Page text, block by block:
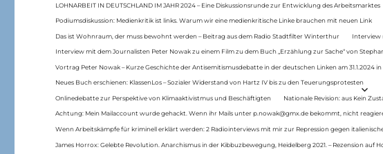
LOHNARBEIT IN DEUTSCHLAND IM JAHR 2024 – Eine Diskussionsrunde zur Entwicklung des Arbeitsmarktes
Podiumsdiskussion: Medienkritik ist links. Warum wir eine medienkritische Linke brauchen mit neuen Link
Das ist Wohnraum, der muss bewohnt werden – Beitrag aus dem Radio Stadtfilter Winterthur Interview
Interview mit dem Journalisten Peter Nowak zu einem Film zu dem Buch „Erzählung zur Sache“ von
Vortrag Peter Nowak – Kurze Geschichte der Antisemitismusdebatte in der deutschen Linken am 31.1.2024
Neues Buch erschienen: KlassenLos – Sozialer Widerstand von Hartz IV bis zu den Teuerungsprotesten
Onlinedebatte zur Perspektive von Klimaaktivistmus und Beschäftigten Nationale Revision: aus Kein
Achtung: Mein Mailaccount wurde gehackt. Wenn ihr Mails unter p.nowak@gmx.de bekommt, nicht
Wenn Arbeitskämpfe für kriminell erklärt werden: 2 Radiointerviews mit mir zur Repression gegen
James Horrox: Gelebte Revolution. Anarchismus in der Kibbuzbewegung, Heidelberg 2021. – Rezension auf